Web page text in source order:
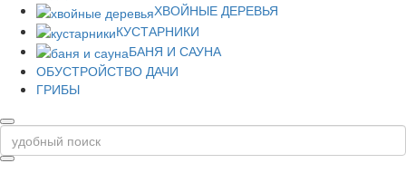
ХВОЙНЫЕ ДЕРЕВЬЯ
КУСТАРНИКИ
БАНЯ И САУНА
ОБУСТРОЙСТВО ДАЧИ
ГРИБЫ